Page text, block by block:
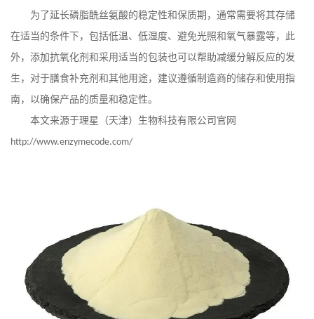
为了延长磷脂酰丝氨酸的稳定性和保质期，通常需要将其存储
在适当的条件下，包括低温、低湿度、避免光照和氧气暴露等，此
外，添加抗氧化剂和采用适当的包装也可以帮助减缓分解反应的发
生，对于膳食补充剂和其他用途，建议遵循制造商的储存和使用指
南，以确保产品的质量和稳定性。
本文来源于理星（天津）生物科技有限公司官网
http://www.enzymecode.com/